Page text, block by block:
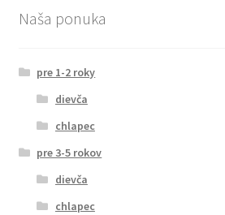
Naša ponuka
pre 1-2 roky
dievča
chlapec
pre 3-5 rokov
dievča
chlapec